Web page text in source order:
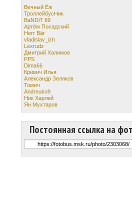
Вечный Ёж
ТроллейбусНик
BaNDiT 69
Артём Посадский
Herr Bär
vladislav_izh
Lexrudz
Дмитрий Халимов
PPS
Dima66
Кривич Илья
Александр Зеляков
Томич
Andreuko9
Ник Харлей
Ян Мухтаров
Постоянная ссылка на